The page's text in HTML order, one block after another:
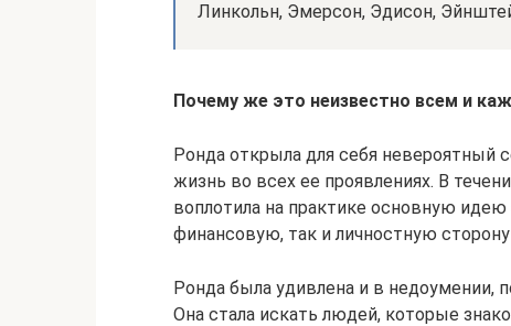
Линкольн, Эмерсон, Эдисон,
Почему же это неизвестно всем и
Ронда открыла для себя невероятный
жизнь во всех ее проявлениях. В
воплотила на практике основную
финансовую, так и личностную
Ронда была удивлена и в недоумении,
Она стала искать людей, которые